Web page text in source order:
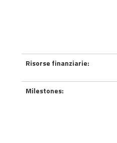
Risorse finanziarie:
Milestones: